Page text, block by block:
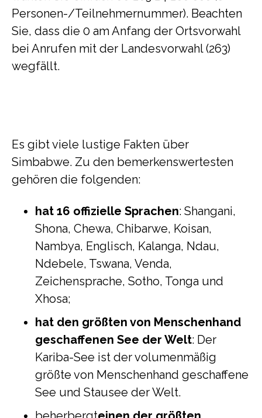
Personen-/Teilnehmernummer). Beachten
Sie, dass die 0 am Anfang der Ortsvorwahl
bei Anrufen mit der Landesvorwahl (263)
wegfällt.
Es gibt viele lustige Fakten über
Simbabwe. Zu den bemerkenswertesten
gehören die folgenden:
hat 16 offizielle Sprachen: Shangani,
Shona, Chewa, Chibarwe, Koisan,
Nambya, Englisch, Kalanga, Ndau,
Ndebele, Tswana, Venda,
Zeichensprache, Sotho, Tonga und
Xhosa;
hat den größten von Menschenhand
geschaffenen See der Welt: Der
Kariba-See ist der volumenmäßig
größte von Menschenhand geschaffene
See und Stausee der Welt.